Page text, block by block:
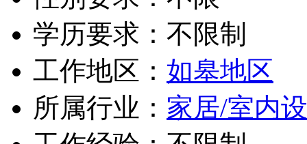
学历要求：不限制
工作地区： 如皋地区
所属行业： 家居/室内